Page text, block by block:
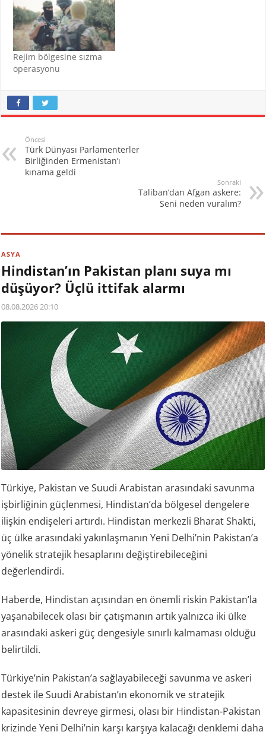
Rejim bölgesine sızma
operasyonu
Öncesi
Türk Dünyası Parlamenterler
Birliğinden Ermenistan’ı
kınama geldi
Sonraki
Taliban’dan Afgan askere:
Seni neden vuralım?
ASYA
Hindistan’ın Pakistan planı suya mı
düşüyor? Üçlü ittifak alarmı
08.08.2026 20:10
Türkiye, Pakistan ve Suudi Arabistan arasındaki savunma
işbirliğinin güçlenmesi, Hindistan’da bölgesel dengelere
ilişkin endişeleri artırdı. Hindistan merkezli Bharat Shakti,
üç ülke arasındaki yakınlaşmanın Yeni Delhi’nin Pakistan’a
yönelik stratejik hesaplarını değiştirebileceğini
değerlendirdi.
Haberde, Hindistan açısından en önemli riskin Pakistan’la
yaşanabilecek olası bir çatışmanın artık yalnızca iki ülke
arasındaki askeri güç dengesiyle sınırlı kalmaması olduğu
belirtildi.
Türkiye’nin Pakistan’a sağlayabileceği savunma ve askeri
destek ile Suudi Arabistan’ın ekonomik ve stratejik
kapasitesinin devreye girmesi, olası bir Hindistan-Pakistan
krizinde Yeni Delhi’nin karşı karşıya kalacağı denklemi daha